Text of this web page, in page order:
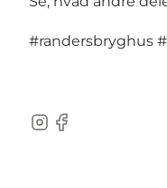
#randersbryghus
Instagram
Facebook